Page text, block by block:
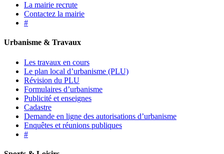
La mairie recrute
Contactez la mairie
#
Urbanisme & Travaux
Les travaux en cours
Le plan local d’urbanisme (PLU)
Révision du PLU
Formulaires d’urbanisme
Publicité et enseignes
Cadastre
Demande en ligne des autorisations d’urbanisme
Enquêtes et réunions publiques
#